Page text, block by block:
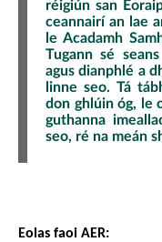
réigiún san
ceannairí an lae
le Acadamh
Tugann sé
agus dianphlé a
linne seo. Tá
don ghlúin óg, le
guthanna
seo, ré na meán
Eolas faoi AER: